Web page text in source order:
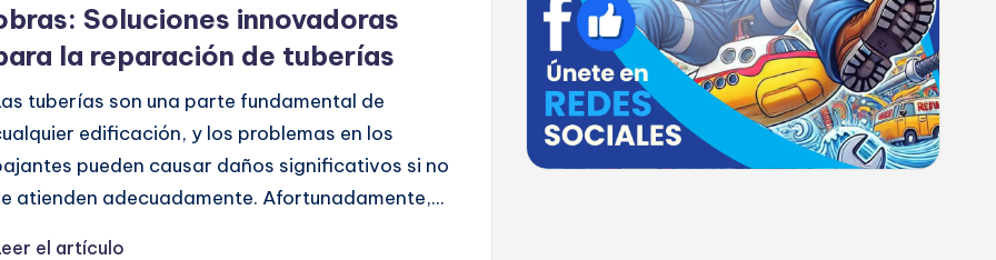
Soluciones innovadoras
la reparación de tuberías
tuberías son una parte fundamental de
edificación, y los problemas en los
pueden causar daños significativos si no
atienden adecuadamente. Afortunadamente,...
el artículo